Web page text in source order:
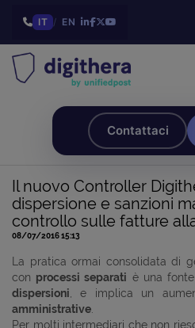
IT / EN
Contattaci
Il nuovo Controller
dispersione e sanzioni
controllo sulle fatture
08/07/2016 15:13
La pratica ormai consolidata di
con processi separati è una
dispersioni , e implica un
amministrative
Per molti intermediari che non